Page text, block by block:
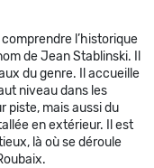
l’historique
de Jean Stablinski. Il
du genre. Il accueille
niveau dans les
piste, mais aussi du
en extérieur. Il est
là où se déroule